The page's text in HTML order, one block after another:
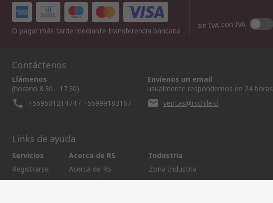
O pagar más tarde mediante transferencia bancaria
sin IVA con IVA
Contáctenos
Llámenos
(horario 8.30 - 17.30)
+56950121474 / +56999183167
Envíenos un email
usualmente respondemos en 24 horas
ventas@rschile.cl
Links de ayuda
Servicios
Registrarse
Entrega
Acerca de RS
Acerca de RS
En el mundo
Industria
Zona Industria
Fabricación